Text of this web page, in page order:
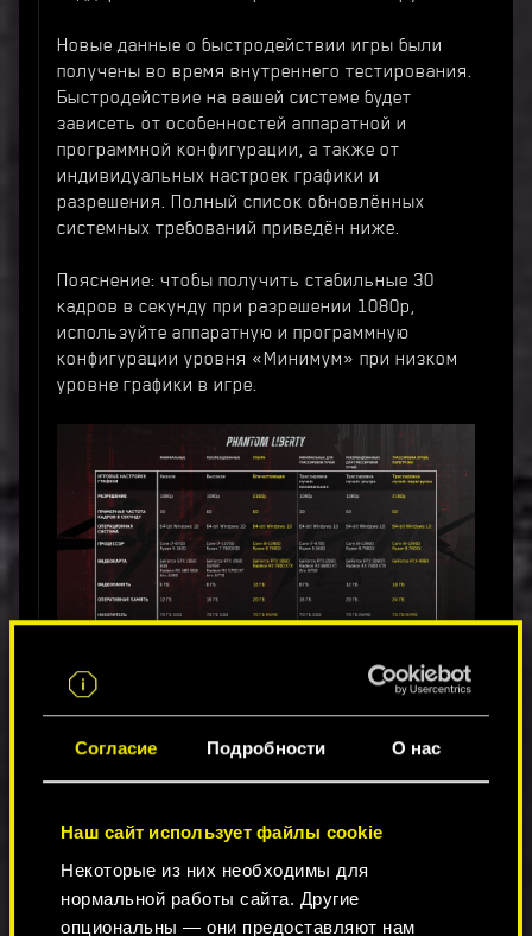
Согласие Подробности О нас
Наш сайт использует файлы cookie
Некоторые из них необходимы для
нормальной работы сайта. Другие
опциональны — они предоставляют нам
Новые данные о быстродействии игры были
получены во время внутреннего тестирования.
Быстродействие на вашей системе будет
зависеть от особенностей аппаратной и
программной конфигурации, а также от
индивидуальных настроек графики и
разрешения. Полный список обновлённых
системных требований приведён ниже.
Пояснение: чтобы получить стабильные 30
кадров в секунду при разрешении 1080p,
используйте аппаратную и программную
конфигурации уровня «Минимум» при низком
уровне графики в игре.
требованиях Cyberpunk 2077 с трассировкой
лучей и без нее.
Требования для игры без трассировки лучей.
Минимальные. Игровые настройки графики:
низкое. Разрешение: 1080p. Примерная частота